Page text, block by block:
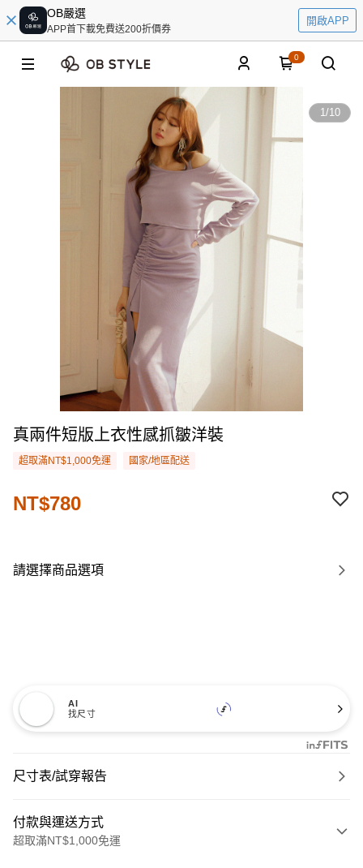
OB嚴選
APP首下載免費送200折價券
開啟APP
0
1/10
真兩件短版上衣性感抓皺洋裝
超取滿NT$1,000免運 國家/地區配送
NT$780
請選擇商品選項
AI
找尺寸
尺寸表/試穿報告
付款與運送方式
超取滿NT$1,000免運